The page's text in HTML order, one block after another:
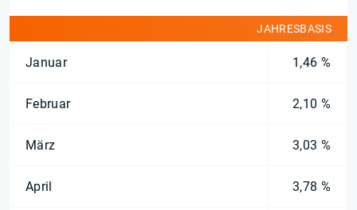
JAHRESBASIS
Januar 1,46 %
Februar 2,10 %
März 3,03 %
April 3,78 %